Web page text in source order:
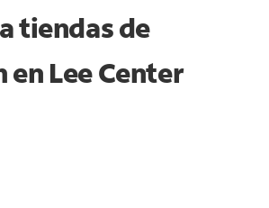
tiendas de
en Lee Center